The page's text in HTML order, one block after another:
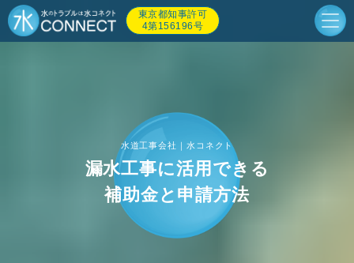
東京都知事許可
4第156196号
水道工事会社｜水コネクト
漏水工事に活用できる
補助金と申請方法